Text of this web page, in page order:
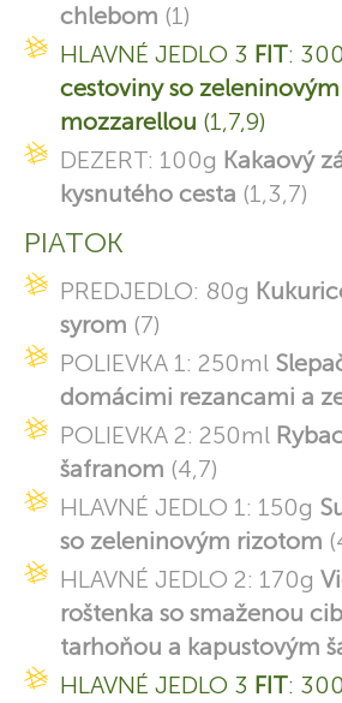
chlebom (1)
HLAVNÉ JEDLO 3 FIT:
cestoviny so
mozzarellou (1,7,9)
DEZERT: 100g Kakaový
kysnutého cesta (1,3,7)
PIATOK
PREDJEDLO: 80g
syrom (7)
POLIEVKA 1: 250ml
domácimi rezancami a
POLIEVKA 2: 250ml
šafranom (4,7)
HLAVNÉ JEDLO 1: 150g
so zeleninovým rizotom
HLAVNÉ JEDLO 2: 170g
roštenka so smaženou
tarhoňou a kapustovým
HLAVNÉ JEDLO 3 FIT: